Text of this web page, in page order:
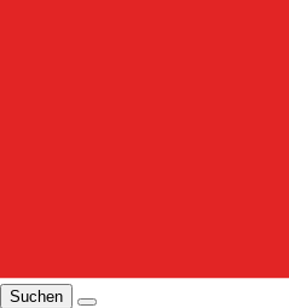
Suchen